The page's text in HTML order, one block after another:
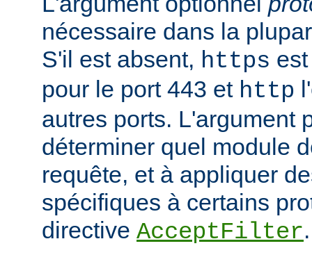
nécessaire dans la
S'il est absent, https
pour le port 443 et http
autres ports. L'argument
déterminer quel module
requête, et à appliquer
spécifiques à certains
directive AcceptFilter.